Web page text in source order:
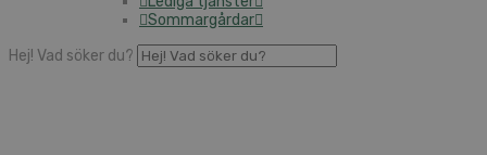
Sommargårdar
Hej! Vad söker du?